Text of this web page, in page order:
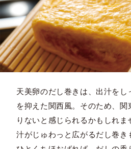
天美卵のだし巻きは、出汁をし
を抑えた関西風。そのため、関
りないと感じられるかもしれま
汁がじゅわっと広がるだし巻き